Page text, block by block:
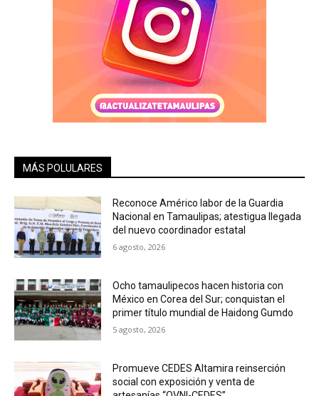
MÁS POLULARES
Reconoce Américo labor de la Guardia
Nacional en Tamaulipas; atestigua llegada
del nuevo coordinador estatal
6 agosto, 2026
Ocho tamaulipecos hacen historia con
México en Corea del Sur; conquistan el
primer título mundial de Haidong Gumdo
5 agosto, 2026
Promueve CEDES Altamira reinserción
social con exposición y venta de